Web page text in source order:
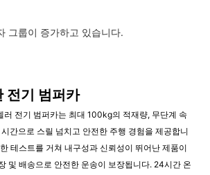
그룹이 증가하고 있습니다.
전기 범퍼카
러 전기 범퍼카는 최대 100kg의 적재량, 무단계 속
간으로 스릴 넘치고 안전한 주행 경험을 제공합니
테스트를 거쳐 내구성과 신뢰성이 뛰어난 제품이
및 배송으로 안전한 운송이 보장됩니다. 24시간 온